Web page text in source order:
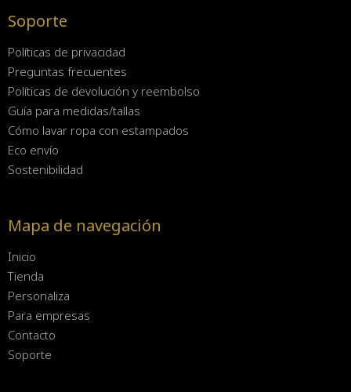
Soporte
Políticas de privacidad
Preguntas frecuentes
Políticas de devolución y reembolso
Guía para medidas/tallas
Cómo lavar ropa con estampados
Eco envío
Sostenibilidad
Mapa de navegación
Inicio
Tienda
Personaliza
Para empresas
Contacto
Soporte